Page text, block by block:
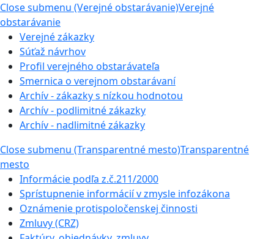
Close submenu (Verejné obstarávanie)Verejné
obstarávanie
Verejné zákazky
Súťaž návrhov
Profil verejného obstarávateľa
Smernica o verejnom obstarávaní
Archív - zákazky s nízkou hodnotou
Archív - podlimitné zákazky
Archív - nadlimitné zákazky
Close submenu (Transparentné mesto)Transparentné
mesto
Informácie podľa z.č.211/2000
Sprístupnenie informácií v zmysle infozákona
Oznámenie protispoločenskej činnosti
Zmluvy (CRZ)